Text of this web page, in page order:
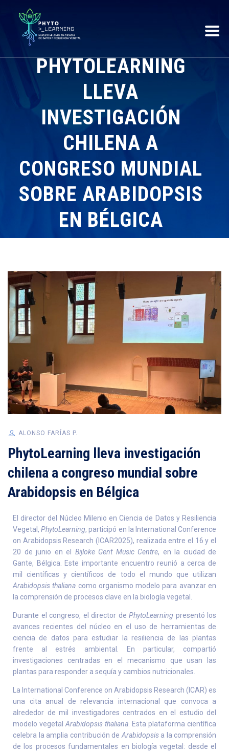
PHYTOLEARNING
LLEVA
INVESTIGACIÓN
CHILENA A
CONGRESO MUNDIAL
SOBRE ARABIDOPSIS
EN BÉLGICA
ALONSO FARÍAS P.
PhytoLearning lleva investigación
chilena a congreso mundial sobre
Arabidopsis en Bélgica
El director del Núcleo Milenio en Ciencia de Datos y Resiliencia
Vegetal,PhytoLearning, participó en la International Conference
on Arabidopsis Research (ICAR2025), realizada entre el 16 y el
20 de junio en el Bijloke Gent Music Centre, en la ciudad de
Gante, Bélgica. Este importante encuentro reunió a cerca de
mil científicas y científicos de todo el mundo que utilizan
Arabidopsis thaliana como organismo modelo para avanzar en
la comprensión de procesos clave en la biología vegetal.
Durante el congreso, el director de PhytoLearning presentó los
avances recientes del núcleo en el uso de herramientas de
ciencia de datos para estudiar la resiliencia de las plantas
frente al estrés ambiental. En particular, compartió
investigaciones centradas en el mecanismo que usan las
plantas para responder a sequía y cambios nutricionales.
La International Conference on Arabidopsis Research (ICAR) es
una cita anual de relevancia internacional que convoca a
alrededor de mil investigadores centrados en el estudio del
modelo vegetalArabidopsis thaliana. Esta plataforma científica
celebra la amplia contribución deArabidopsisa la comprensión
de los procesos fundamentales en biología vegetal: desde el